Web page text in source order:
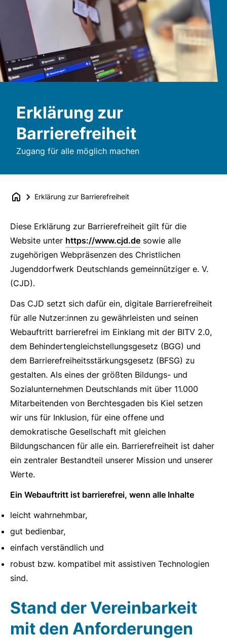
Erklärung zur
Barrierefreiheit
Zugang für alle möglich machen
Erklärung zur Barrierefreiheit
Diese Erklärung zur Barrierefreiheit gilt für die
Website unter https://www.cjd.de sowie alle
zugehörigen Webpräsenzen des Christlichen
Jugenddorfwerk Deutschlands gemeinnütziger e. V.
(CJD).
Das CJD setzt sich dafür ein, digitale Barrierefreiheit
für alle Nutzer:innen zu gewährleisten und seinen
Webauftritt barrierefrei im Einklang mit der BITV 2.0,
dem Behindertengleichstellungsgesetz (BGG) und
dem Barrierefreiheitsstärkungsgesetz (BFSG) zu
gestalten. Als eines der größten Bildungs- und
Sozialunternehmen Deutschlands mit über 11.000
Mitarbeitenden von Berchtesgaden bis Kiel setzen
wir uns für Inklusion, für eine offene und
demokratische Gesellschaft mit gleichen
Bildungschancen für alle ein. Barrierefreiheit ist daher
ein zentraler Bestandteil unserer Mission und unserer
Werte.
Ein Webauftritt ist barrierefrei, wenn alle Inhalte
leicht wahrnehmbar,
gut bedienbar,
einfach verständlich und
robust bzw. kompatibel mit assistiven Technologien
sind.
Stand der Vereinbarkeit
mit den Anforderungen